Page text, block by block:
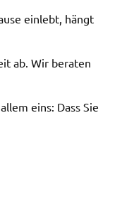
einlebt, hängt
ab. Wir beraten
eins: Dass Sie